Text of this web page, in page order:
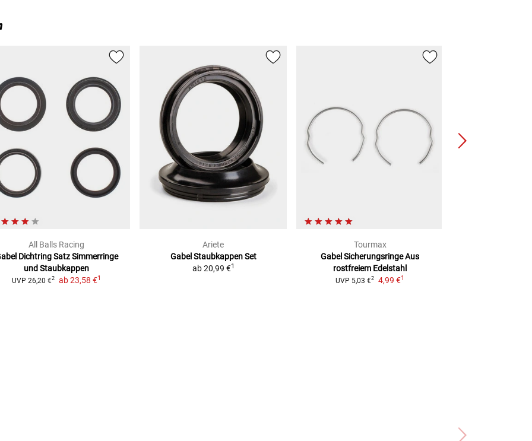
All Balls Racing
Dichtring Satz Simmerringe
und Staubkappen
UVP 26,20 €2 ab 23,58 €1
Ariete
Gabel Staubkappen Set
ab 20,99 €1
Tourmax
Gabel SicherungsringeAus
rostfreiem Edelstahl
UVP 5,03 €2 4,99 €1